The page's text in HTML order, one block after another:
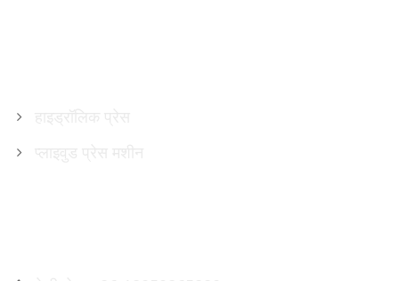
हाइड्रॉलिक प्रेस
प्लाइवुड प्रेस मशीन